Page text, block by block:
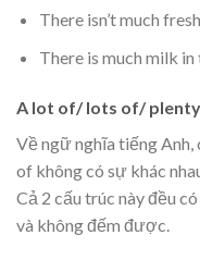
There isn’t much
There is much milk
A lot of/ lots of/
Về ngữ nghĩa tiếng
of không có sự khác
Cả 2 cấu trúc này đều
và không đếm được.